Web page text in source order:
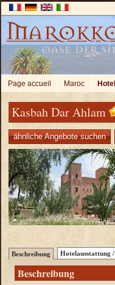
Page accueil Maroc
Kasbah Dar Ahlam
ähnliche Angebote suchen
Beschreibung Hotelausstattung
Beschreibung